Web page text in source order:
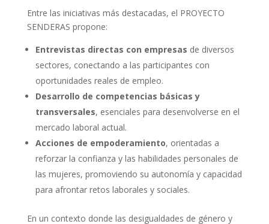
Entre las iniciativas más destacadas, el PROYECTO
SENDERAS propone:
Entrevistas directas con empresas de diversos
sectores, conectando a las participantes con
oportunidades reales de empleo.
Desarrollo de competencias básicas y
transversales, esenciales para desenvolverse en el
mercado laboral actual.
Acciones de empoderamiento, orientadas a
reforzar la confianza y las habilidades personales de
las mujeres, promoviendo su autonomía y capacidad
para afrontar retos laborales y sociales.
En un contexto donde las desigualdades de género y